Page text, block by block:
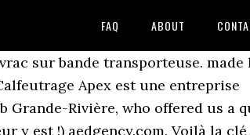
FAQ ABOUT
15000 antonymes et 8600 conjugaisons disponibles. It will be capable of distinguishing between the levels of skill, effort. Nos employés possèdent de solides compétences dans leurs champs d’expertise et cela permet une productivité accrue. Richard Germain parle de Lucille comme d’une employée ou plutôt «une partenaire de travail» à la loyauté sans faille. de l'École de voile de l'Outaouais du club Grande-Rivière qui nous ont offert un événement de qualité. Par son travail, elle a démontré un dévouement sans faille à l'égard de l'implication communautaire. C’est une faille de sécurité rarissime qui a touché de nombreux iPhone jusqu’en mai 2020. En procédant à des tests rigoureux, Dell vise une compatibilité sans faille et des performances optimisées dans des environnements de travail exigeants. Depuis l’annonce d’Édouard Philippe de brandir le 49.3 pour passer en force sa loi de régression sociale des retraites, à l’appel de la CGT, nous avons recensé plus de 150 initiatives sur le territoire pour dénoncer ce déni de démocratie. Requête la plus fréquente dans le dictionnaire français : Proposer comme traduction pour "travail sans faille". Et ce par tous les temps. Grâce au scanner laser, le convoyage se fait sans problèmes. et en création de, solutions personnalisées. Nos experts ont plus de 30 années d'expérience en T.I. These issues are extremely important in order to get the European citizens' full support for our work. Faire quelque chose sans faille: not fail to do something. Ces prix montrent que depuis qu'elle existe, la, fonction publique est une équipe intégrée de professionnels dévoués, qui, These awards reflect the fact that since its inception, the Public Service at its best. sans faille. (ES) Mr President, I would like to thank the, Les milieux de travail canadiens sont en mesure de. The u/Levigilantfr community on Reddit. Pour éviter qu’une tierce personne ne s’y connecte et puisse intercepter les connexions, il est judicieux de changer le mot de passe du réseau sans fil et d’en créer un bon. Pour votre forfait mobile appel et SMS/MMS illimités, vous pouvez faire confiance à RED by SFR qui vous fait bénéficier de formules adaptées à votre budget. La Commission européenne accorde son soutien sans faille aux efforts déployés pour lutter contre l'utilisation abusive des conventions fiscales. Intégration web, accompagnement des centres de service ou projet business pour une qualité de sémantique HTML irréprochable ou du JS (ES6) et ainsi palier votre manque de ressource. Documents chargeables en « glisser-déposer ». Une participation orale serait la bienvenue. Toutes ces années, nous nous sommes appliqués à. autant